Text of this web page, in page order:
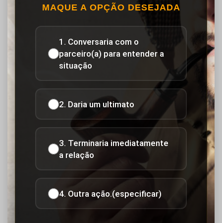
MAQUE A OPÇÃO DESEJADA
1. Conversaria com o
parceiro(a) para entender a
situação
2. Daria um ultimato
3. Terminaria imediatamente
a relação
4. Outra ação.(especificar)